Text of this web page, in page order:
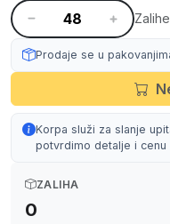
Prodaje se u
Korpa služi za slanje
potvrdimo detalje i cenu
ZALIHA
0